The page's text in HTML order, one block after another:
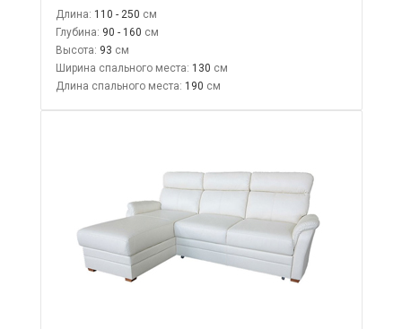
Длина: 110 - 250
Глубина: 90 - 160
Высота: 93
Ширина спального места: 130
Длина спального места: 190